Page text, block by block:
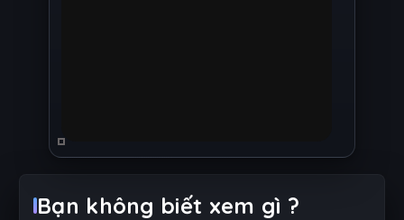
Bạn không biết xem gì ?